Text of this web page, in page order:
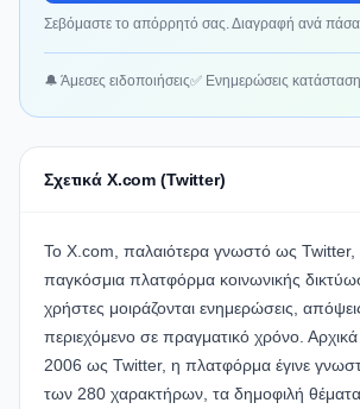
Σεβόμαστε το απόρρητό σας. Διαγραφή ανά πάσα
🔔 Άμεσες ειδοποιήσεις✅ Ενημερώσεις
Σχετικά X.com (Twitter)
Το X.com, παλαιότερα γνωστό ως Twitter,
παγκόσμια πλατφόρμα κοινωνικής
χρήστες μοιράζονται ενημερώσεις,
περιεχόμενο σε πραγματικό χρόνο.
2006 ως Twitter, η πλατφόρμα έγινε
των 280 χαρακτήρων, τα δημοφιλή θέματα